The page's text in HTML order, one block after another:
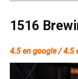
1516
4.5 en google / 4.5